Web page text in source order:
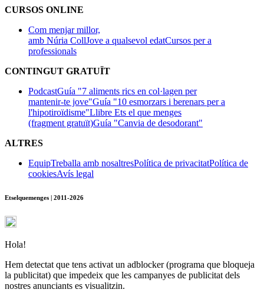
CURSOS ONLINE
Com menjar millor,
amb Núria CollJove a qualsevol edatCursos per a
professionals
CONTINGUT GRATUÏT
PodcastGuía "7 aliments rics en col·lagen per
mantenir-te jove"Guía "10 esmorzars i berenars per a
l'hipotiroïdisme"Llibre Ets el que menges
(fragment gratuït)Guía "Canvia de desodorant"
ALTRES
EquipTreballa amb nosaltresPolítica de privacitatPolítica de
cookiesAvís legal
Etselquemenges | 2011-2026
Hola!
Hem detectat que tens activat un adblocker (programa que bloqueja
la publicitat) que impedeix que les campanyes de publicitat dels
nostres anunciants es visualitzin.